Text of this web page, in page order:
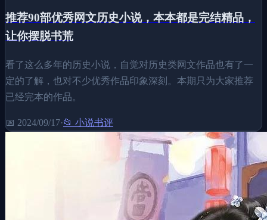
推荐90部优秀网文历史小说，本本都是完结精品，
让你摆脱书荒
看了这么多年的历史小说，自觉对历史类网文作品也有了一
定的了解，也对不少优秀作品印象深刻。本期只为大家推荐
已经完本的作品。
📅 2024/09/17·📂 小说书评